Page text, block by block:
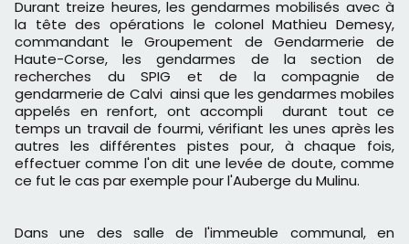
Durant treize heures, les gendarmes mobilisés avec à
la tête des opérations le colonel Mathieu Demesy,
commandant le Groupement de Gendarmerie de
Haute-Corse, les gendarmes de la section de
recherches du SPIG et de la compagnie de
gendarmerie de Calvi ainsi que les gendarmes mobiles
appelés en renfort, ont accompli durant tout ce
temps un travail de fourmi, vérifiant les unes après les
autres les différentes pistes pour, à chaque fois,
effectuer comme l'on dit une levée de doute, comme
ce fut le cas par exemple pour l'Auberge du Mulinu.
Dans une des salle de l'immeuble communal, en